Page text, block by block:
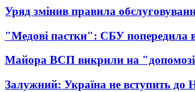
Уряд змінив правила
"Медові пастки": СБУ попередила
Майора ВСП викрили на
Залужний: Україна не вступить до